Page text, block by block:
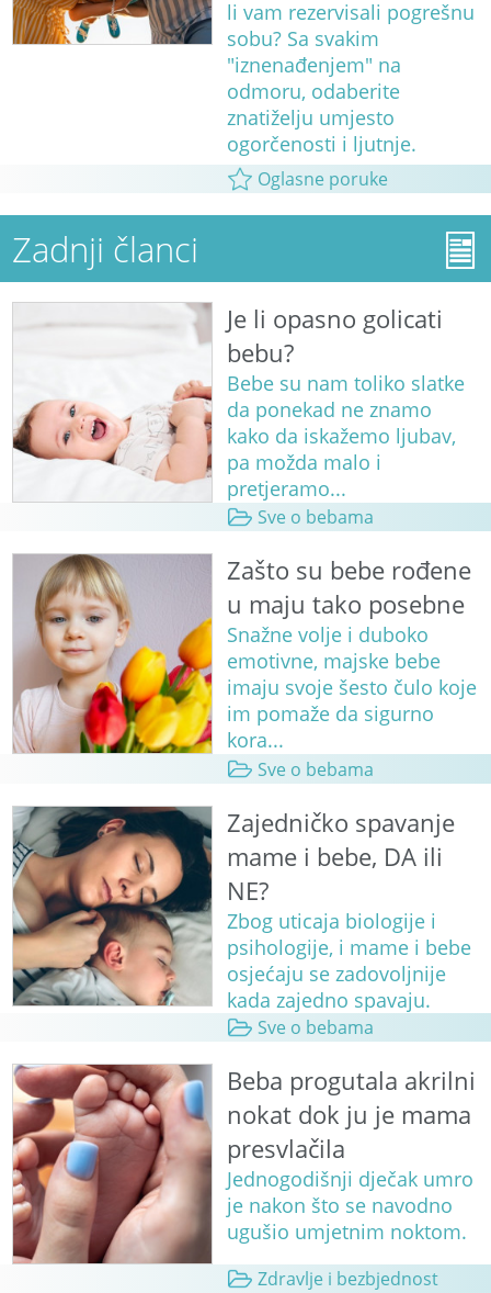
li vam rezervisali pogrešnu
sobu? Sa svakim
"iznenađenjem" na
odmoru, odaberite
znatiželju umjesto
ogorčenosti i ljutnje.
Oglasne poruke
Zadnji članci
Je li opasno golicati
bebu?
Bebe su nam toliko slatke
da ponekad ne znamo
kako da iskažemo ljubav,
pa možda malo i
pretjeramo...
Sve o bebama
Zašto su bebe rođene
u maju tako posebne
Snažne volje i duboko
emotivne, majske bebe
imaju svoje šesto čulo koje
im pomaže da sigurno
kora...
Sve o bebama
Zajedničko spavanje
mame i bebe, DA ili
NE?
Zbog uticaja biologije i
psihologije, i mame i bebe
osjećaju se zadovoljnije
kada zajedno spavaju.
Sve o bebama
Beba progutala akrilni
nokat dok ju je mama
presvlačila
Jednogodišnji dječak umro
je nakon što se navodno
ugušio umjetnim noktom.
Zdravlje i bezbjednost